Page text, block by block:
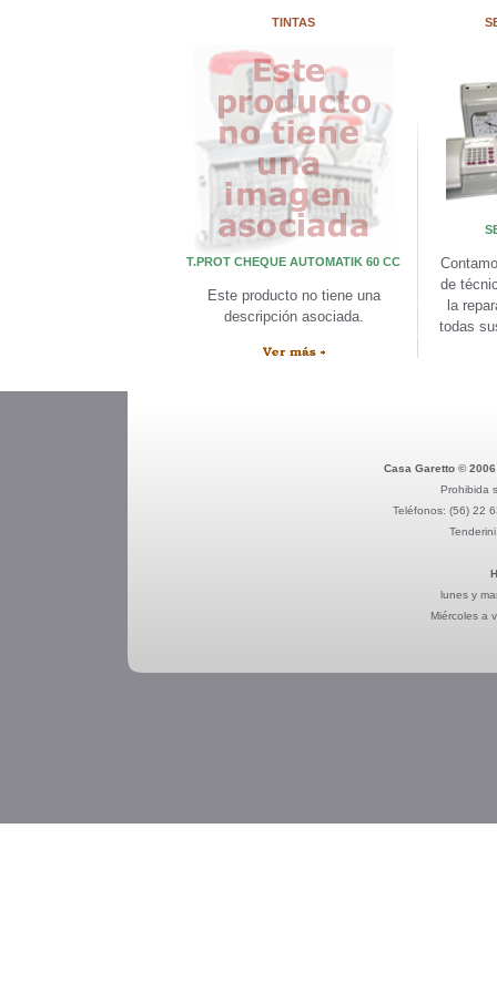
TINTAS
T.PROT CHEQUE AUTOMATIK 60 CC
Este producto no tiene una
descripción asociada.
de
la
todas
Casa Garetto ©
Prohibida
Teléfonos: (56) 22
lunes y
Miércoles a